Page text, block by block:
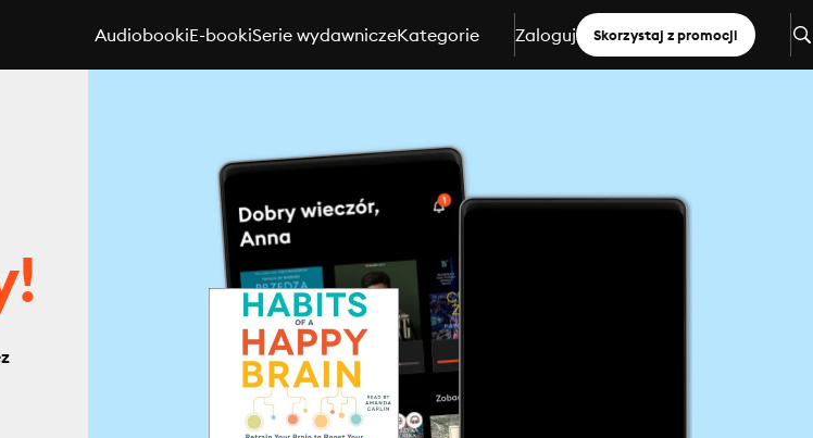
AudiobookiE-bookiSerie wydawniczeKategorie Zaloguj Skorzystaj z promocji